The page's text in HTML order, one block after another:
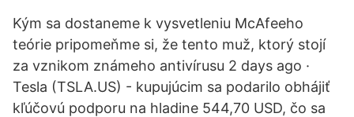
Kým sa dostaneme k vysvetleniu McAfeeho
teórie pripomeňme si, že tento muž, ktorý stojí
za vznikom známeho antivírusu 2 days ago ·
Tesla (TSLA.US) - kupujúcim sa podarilo obhájiť
kľúčovú podporu na hladine 544,70 USD, čo sa